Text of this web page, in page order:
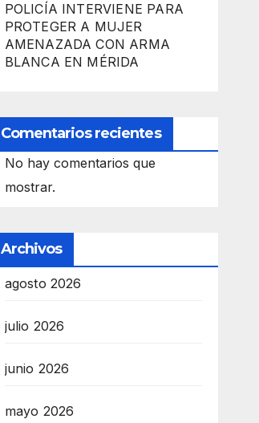
POLICÍA INTERVIENE PARA
PROTEGER A MUJER
AMENAZADA CON ARMA
BLANCA EN MÉRIDA
Comentarios recientes
No hay comentarios que
mostrar.
Archivos
agosto 2026
julio 2026
junio 2026
mayo 2026